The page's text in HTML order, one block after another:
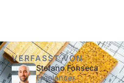
VERFASST VON
Stefano Fonseca
Freelancer